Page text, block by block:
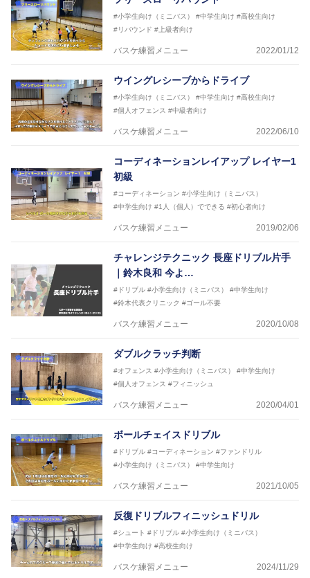
#小学生向け（ミニバス） #中学生向け #高校生向け
#リバウンド #上級者向け
バスケ練習メニュー 2022/01/12
ウイングレシーブからドライブ
#小学生向け（ミニバス） #中学生向け #高校生向け
#個人オフェンス #中級者向け
バスケ練習メニュー 2022/06/10
コーディネーションレイアップ レイヤー1
初級
#コーディネーション #小学生向け（ミニバス）
#中学生向け #1人（個人）でできる #初心者向け
バスケ練習メニュー 2019/02/06
チャレンジテクニック 長座ドリブル片手
｜鈴木良和 今よ…
#ドリブル #小学生向け（ミニバス）
#中学生向け
#鈴木代表クリニック #ゴール不要
バスケ練習メニュー 2020/10/08
ダブルクラッチ判断
#オフェンス #小学生向け（ミニバス）
#中学生向け
#個人オフェンス #フィニッシュ
バスケ練習メニュー 2020/04/01
ボールチェイスドリブル
#ドリブル #コーディネーション #ファンドリル
#小学生向け（ミニバス）
#中学生向け
バスケ練習メニュー 2021/10/05
反復ドリブルフィニッシュドリル
#シュート #ドリブル #小学生向け（ミニバス）
#中学生向け #高校生向け
バスケ練習メニュー 2024/11/29